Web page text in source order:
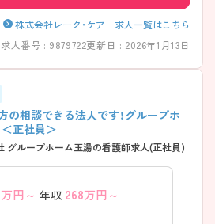
株式会社レーク・ケア 求人一覧はこちら
求人番号 : 9879722更新日 : 2026年1月13日
の相談できる法人です！グループホ
正社員＞
グループホーム玉湯の看護師求人(正社員)
万円～ 年収 268万円～